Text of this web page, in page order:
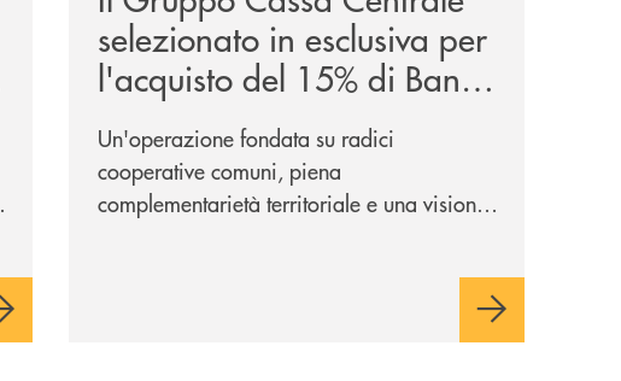
selezionato in esclusiva per
l'acquisto del 15% di Banca
Cambiano 1884
Un'operazione fondata su radici
cooperative comuni, piena
complementarietà territoriale e una visione